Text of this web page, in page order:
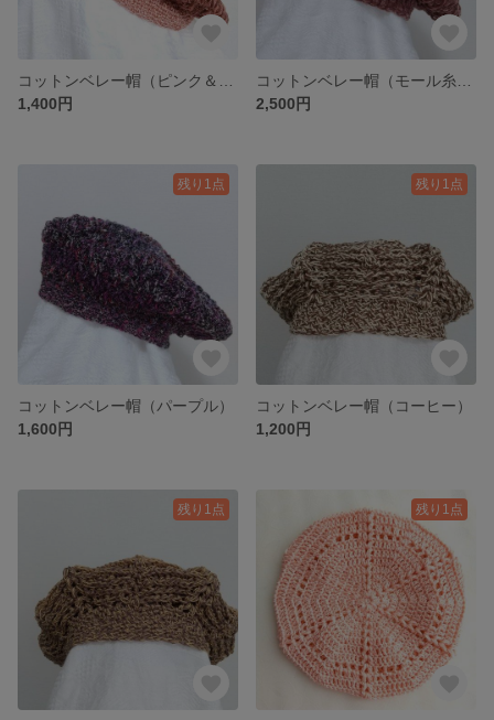
1,400円
2,500円
残り1点
コットンベレー帽（パープル）
1,600円
残り1点
コットンベレー帽（コーヒー）
1,200円
残り1点 残り1点